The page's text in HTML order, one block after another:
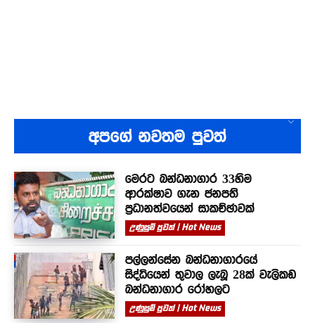
අපගේ නවතම පුවත්
මෙරට බන්ධනාගාර 33හිම
ආරක්ෂාව ගැන ජනපති
ප්‍රධානත්වයෙන් සාකච්ඡාවක්
උණුසුම් පුවත් | Hot News
පල්ලන්සේන බන්ධනාගාරයේ
සිද්ධියෙන් තුවාල ලැබූ 28ක් වැලිකඩ
බන්ධනාගාර රෝහලට
උණුසුම් පුවත් | Hot News